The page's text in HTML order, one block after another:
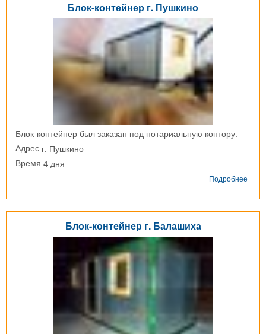
Блок-контейнер г. Пушкино
Блок-контейнер был заказан под нотариальную контору.
Адрес г. Пушкино
Время 4 дня
Подробнее
Блок-контейнер г. Балашиха